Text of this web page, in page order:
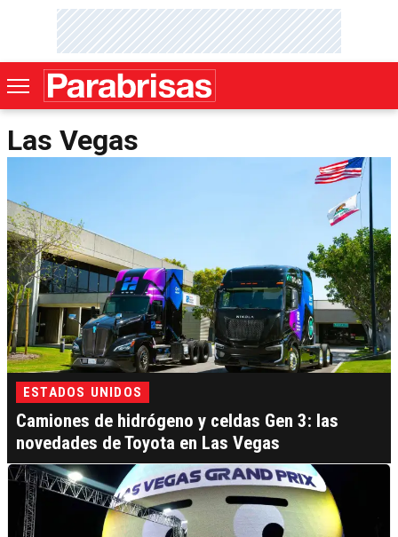
Las Vegas
ESTADOS UNIDOS
Camiones de hidrógeno y celdas Gen 3: las
novedades de Toyota en Las Vegas